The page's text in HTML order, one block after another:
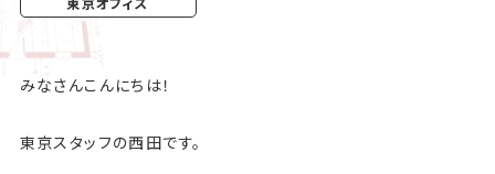
みなさんこんにちは！
東京スタッフの西田です。